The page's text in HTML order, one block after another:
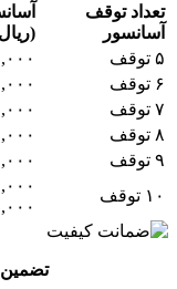
تعداد توقف
آسانسور
۵ توقف
۶ توقف
۷ توقف
۸ توقف
۹ توقف
۱۰ توقف